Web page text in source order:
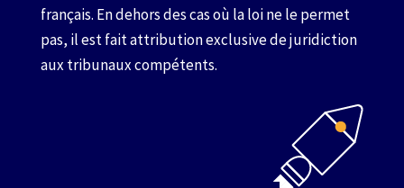
français. En dehors des cas où la loi ne le permet
pas, il est fait attribution exclusive de juridiction
aux tribunaux compétents.